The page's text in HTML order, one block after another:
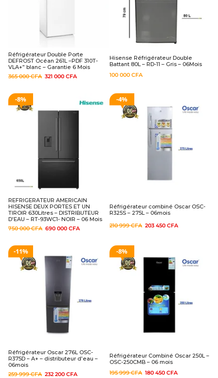
Réfrigérateur Double Porte
DEFROST Océan 261L –PDF 310T-
VLA+” blanc – Garantie 6 Mois
365 000CFA 321 000 CFA
Hisense Réfrigérateur Double
Battant 80L – RD-11 – Gris – 06Mois
100 000 CFA
8%
REFRIGERATEUR AMERICAIN
HISENSE DEUX PORTES ET UN
TIROIR 630Litres – DISTRIBUTEUR
D’EAU – RT-93WC1- NOIR – 06 Mois
750 000CFA 690 000 CFA
4%
Réfrigérateur combiné Oscar OSC-
R325S – 275L – 06mois
210 999CFA 203 450 CFA
11%
Réfrigérateur Oscar 276L OSC-
R375D – A+ – distributeur d’eau –
06mois
259 999CFA 232 200 CFA
8%
Réfrigérateur Combiné Oscar 250L –
OSC-250CMB – 06 mois
195 999CFA 180 450 CFA